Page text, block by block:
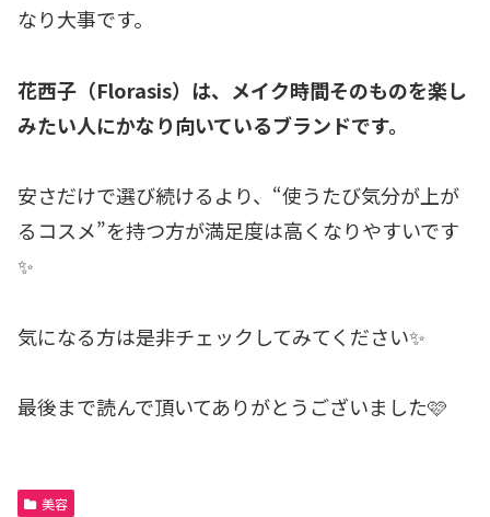
なり大事です。
花西子（Florasis）は、メイク時間そのものを楽し
みたい人にかなり向いているブランドです。
安さだけで選び続けるより、“使うたび気分が上が
るコスメ”を持つ方が満足度は高くなりやすいです
✨
気になる方は是非チェックしてみてください✨
最後まで読んで頂いてありがとうございました🩷
美容